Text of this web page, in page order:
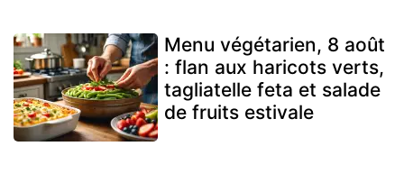
Menu végétarien, 8 août
: flan aux haricots verts,
tagliatelle feta et salade
de fruits estivale